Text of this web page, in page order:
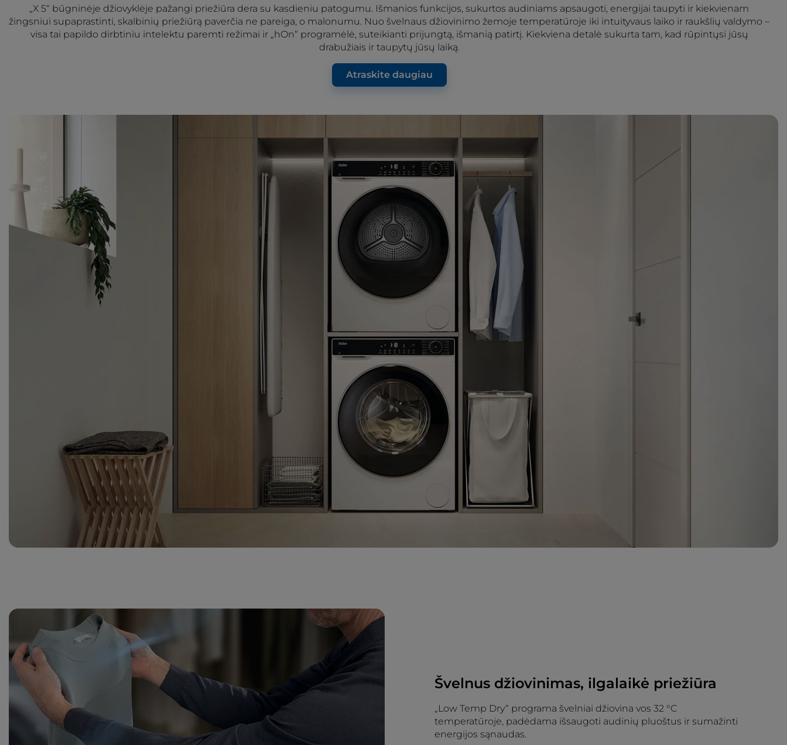
„X 5“ būgninėje džiovyklėje pažangi priežiūra dera su kasdieniu patogumu. Išmanios funkcijos, sukurtos audiniams apsaugoti, energijai taupyti ir kiekvienam
žingsniui supaprastinti, skalbinių priežiūrą paverčia ne pareiga, o malonumu. Nuo švelnaus džiovinimo žemoje temperatūroje iki intuityvaus laiko ir raukšlių valdymo –
visa tai papildo dirbtiniu intelektu paremti režimai ir „hOn“ programėlė, suteikianti prijungtą, išmanią patirtį. Kiekviena detalė sukurta tam, kad rūpintųsi jūsų
drabužiais ir taupytų jūsų laiką.
Atraskite daugiau
Švelnus džiovinimas, ilgalaikė priežiūra
„Low Temp Dry“ programa švelniai džiovina vos 32 °C
temperatūroje, padėdama išsaugoti audinių pluoštus ir sumažinti
energijos sąnaudas.